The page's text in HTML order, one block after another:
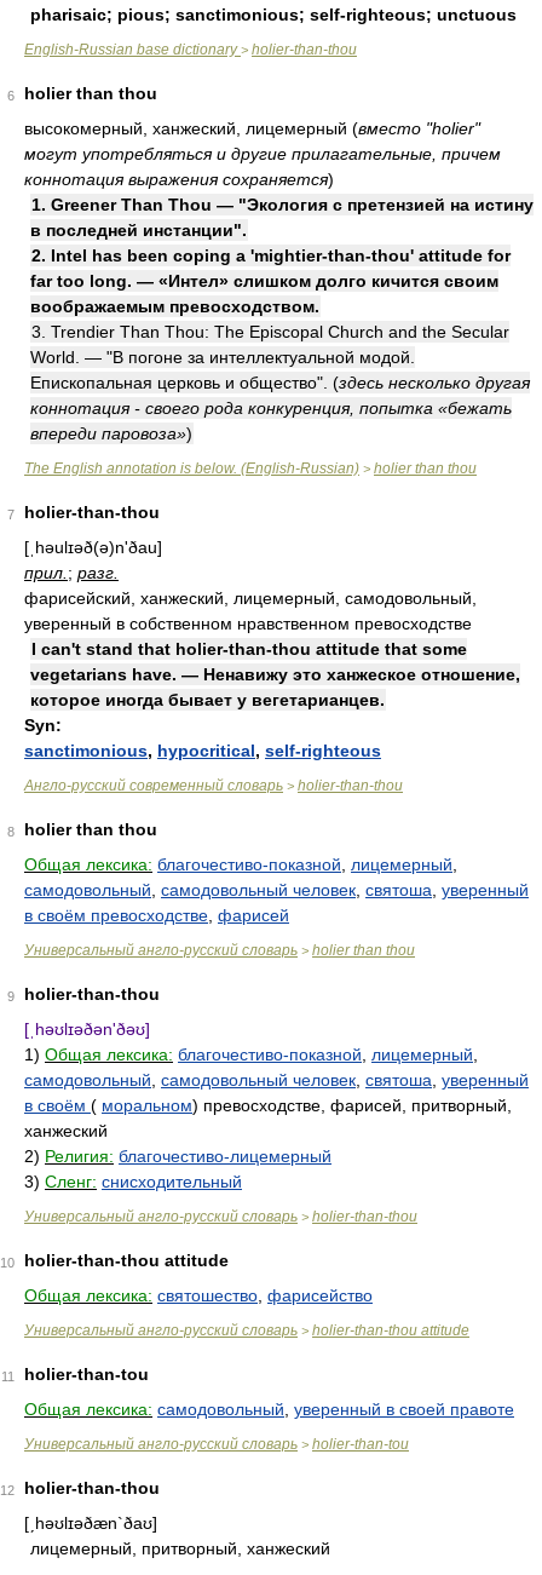
pharisaic; pious; sanctimonious; self-righteous; unctuous
English-Russian base dictionary> holier-than-thou
6
holier than thou
высокомерный, ханжеский, лицемерный (вместо "holier"
могут употребляться и другие прилагательные, причем
коннотация выражения сохраняется)
1. Greener Than Thou — "Экология с претензией на истину
в последней инстанции".
2. Intel has been coping a 'mightier-than-thou' attitude for
far too long. — «Интел» слишком долго кичится своим
воображаемым превосходством.
3. Trendier Than Thou: The Episcopal Church and the Secular
World. — "В погоне за интеллектуальной модой.
Епископальная церковь и общество". (здесь несколько другая
коннотация - своего рода конкуренция, попытка «бежать
впереди паровоза»)
The English annotation is below. (English-Russian) > holier than thou
7
holier-than-thou
[ˌhəulɪəð(ə)n'ðau]
прил. ; разг.
фарисейский, ханжеский, лицемерный, самодовольный,
уверенный в собственном нравственном превосходстве
I can't stand that holier-than-thou attitude that some
vegetarians have. — Ненавижу это ханжеское отношение,
которое иногда бывает у вегетарианцев.
Syn:
sanctimonious, hypocritical, self-righteous
Англо-русский современный словарь > holier-than-thou
8
holier than thou
Общая лексика: благочестиво-показной лицемерный
самодовольный самодовольный человек святоша уверенный
в своём превосходстве фарисей
Универсальный англо-русский словарь > holier than thou
9
holier-than-thou
[ˌhəʊlɪəðən'ðəʊ]
1) Общая лексика: благочестиво-показной лицемерный
самодовольный самодовольный человек святоша уверенный
в своём ( моральном) превосходстве, фарисей, притворный,
ханжеский
2) Религия: благочестиво-лицемерный
3) Сленг: снисходительный
Универсальный англо-русский словарь > holier-than-thou
10
holier-than-thou attitude
Общая лексика: святошество фарисейство
Универсальный англо-русский словарь > holier-than-thou attitude
11
holier-than-tou
Общая лексика: самодовольный уверенный в своей правоте
Универсальный англо-русский словарь > holier-than-tou
12
holier-than-thou
[ˏhəʊlɪəðæn`ðaʊ]
лицемерный, притворный, ханжеский